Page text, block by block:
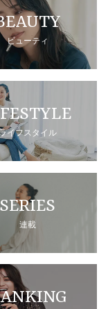
ビューティ
イフスタイル
SERIES
連載